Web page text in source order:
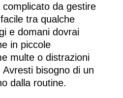
da gestire
tra qualche
e domani dovrai
in piccole
multe o distrazioni
bisogno di un
dalla routine.